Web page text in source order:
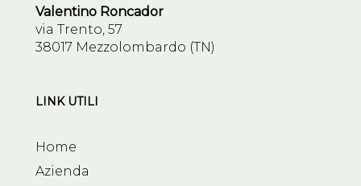
Valentino Roncador
via Trento, 57
38017 Mezzolombardo (TN)
LINK UTILI
Home
Azienda